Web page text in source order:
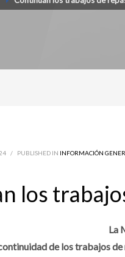
/ PUBLISHED IN INFORMACIÓN
los
La
de los trabajos